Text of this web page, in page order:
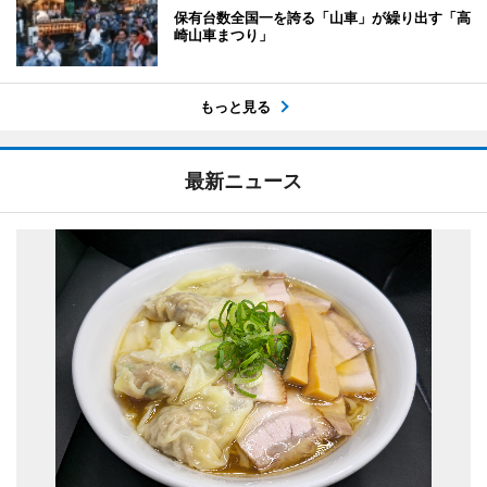
保有台数全国一を誇る「山車」が繰り出す「高
崎山車まつり」
もっと見る
最新ニュース